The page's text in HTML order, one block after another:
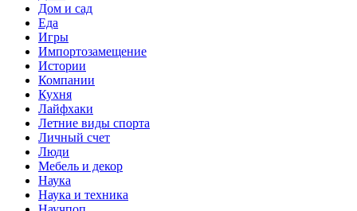
Дом и сад
Еда
Игры
Импортозамещение
Истории
Компании
Кухня
Лайфхаки
Летние виды спорта
Личный счет
Люди
Мебель и декор
Наука
Наука и техника